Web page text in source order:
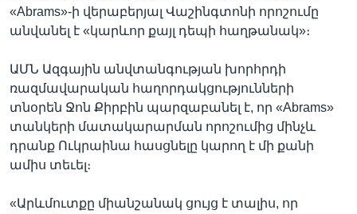
«Abrams»-ի վերաբերյալ Վաշինգտոնի որոշումը
անվանել է «կարևոր քայլ դեպի հաղթանակ»։
ԱՄՆ Ազգային անվտանգության խորհրդի
ռազմավարական հաղորդակցությունների
տնօրեն Ջոն Քիրբին պարզաբանել է, որ «Abrams»
տանկերի մատակարարման որոշումից մինչև
դրանք Ուկրաինա հասցնելը կարող է մի քանի
ամիս տեւել։
«Արևմուտքը միանշանակ ցույց է տալիս, որ